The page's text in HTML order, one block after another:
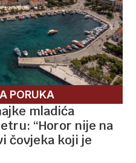
PORUKA
mladića
“Horor nije na
čovjeka koji je